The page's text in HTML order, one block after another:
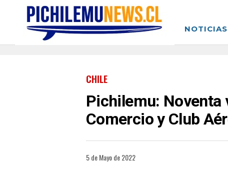
NOTICIAS
CHILE
Pichilemu: Noventa
Comercio y Club
5 de Mayo de 2022